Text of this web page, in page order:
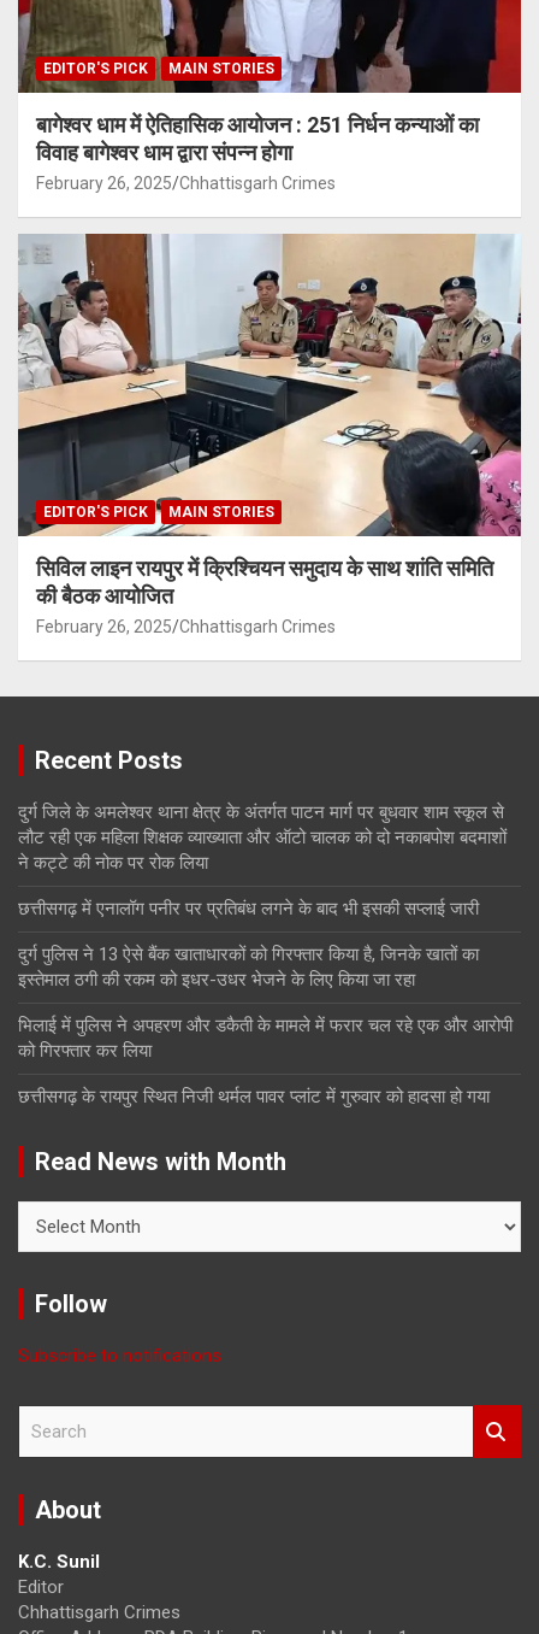
EDITOR'S PICK MAIN STORIES
बागेश्वर धाम में ऐतिहासिक आयोजन : 251 निर्धन कन्याओं का
विवाह बागेश्वर धाम द्वारा संपन्न होगा
February 26, 2025 Chhattisgarh Crimes
EDITOR'S PICK MAIN STORIES
सिविल लाइन रायपुर में क्रिश्चियन समुदाय के साथ शांति समिति
की बैठक आयोजित
February 26, 2025 Chhattisgarh Crimes
Recent Posts
दुर्ग जिले के अमलेश्वर थाना क्षेत्र के अंतर्गत पाटन मार्ग पर बुधवार शाम स्कूल से
लौट रही एक महिला शिक्षक व्याख्याता और ऑटो चालक को दो नकाबपोश बदमाशों
ने कट्टे की नोक पर रोक लिया
छत्तीसगढ़ में एनालॉग पनीर पर प्रतिबंध लगने के बाद भी इसकी सप्लाई जारी
दुर्ग पुलिस ने 13 ऐसे बैंक खाताधारकों को गिरफ्तार किया है, जिनके खातों का
इस्तेमाल ठगी की रकम को इधर-उधर भेजने के लिए किया जा रहा
भिलाई में पुलिस ने अपहरण और डकैती के मामले में फरार चल रहे एक और आरोपी
को गिरफ्तार कर लिया
छत्तीसगढ़ के रायपुर स्थित निजी थर्मल पावर प्लांट में गुरुवार को हादसा हो गया
Read News with Month
News
Month
Follow
Subscribe to notifications
r
About
K.C. Sunil
Editor
Chhattisgarh Crimes